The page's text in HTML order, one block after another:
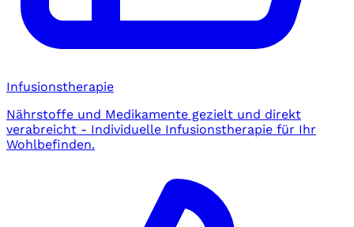
Infusionstherapie
Nährstoffe und Medikamente gezielt und direkt
verabreicht - Individuelle Infusionstherapie für Ihr
Wohlbefinden.